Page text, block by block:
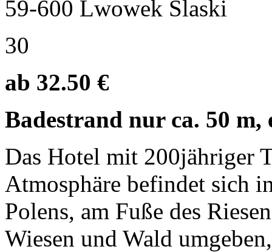
59-600 Lwowek Slaski
30
ab 32.50 €
Badestrand nur ca. 50 m,
Das Hotel mit 200jähriger
Atmosphäre befindet sich
Polens, am Fuße des
Wiesen und Wald